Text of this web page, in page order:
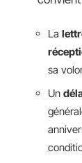
La
sa
Un